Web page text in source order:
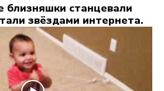
близняшки станцевали
звёздами интернета.